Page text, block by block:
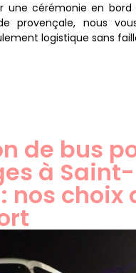
une cérémonie en
provençale, nous
logistique sans
de bus
à Saint-
nos choix